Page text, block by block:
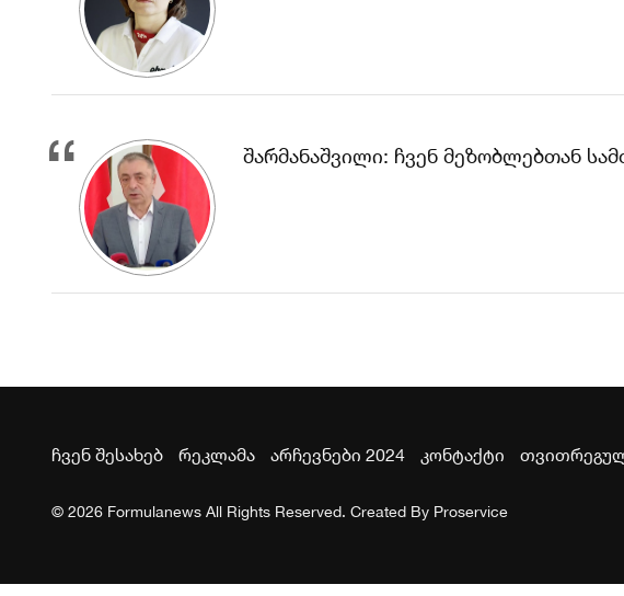
შარმანაშვილი: ჩვენ მეზობლებთან
ჩვენ შესახებ რეკლამა არჩევნები 2024 კონტაქტი
© 2026 Formulanews All Rights Reserved. Created By Proservice